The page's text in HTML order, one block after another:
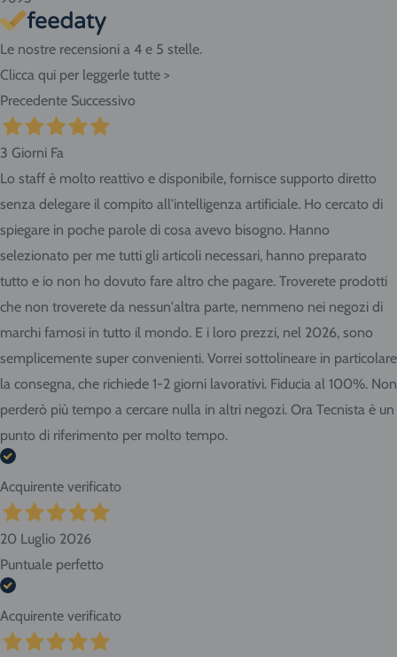
Le nostre recensioni a 4 e 5 stelle.
Clicca qui per leggerle tutte >
Precedente Successivo
3 Giorni Fa
Lo staff è molto reattivo e disponibile, fornisce supporto diretto
senza delegare il compito all'intelligenza artificiale. Ho cercato di
spiegare in poche parole di cosa avevo bisogno. Hanno
selezionato per me tutti gli articoli necessari, hanno preparato
tutto e io non ho dovuto fare altro che pagare. Troverete prodotti
che non troverete da nessun'altra parte, nemmeno nei negozi di
marchi famosi in tutto il mondo. E i loro prezzi, nel 2026, sono
semplicemente super convenienti. Vorrei sottolineare in particolare
la consegna, che richiede 1-2 giorni lavorativi. Fiducia al 100%. Non
perderò più tempo a cercare nulla in altri negozi. Ora Tecnista è un
punto di riferimento per molto tempo.
Acquirente verificato
20 Luglio 2026
Puntuale perfetto
Acquirente verificato